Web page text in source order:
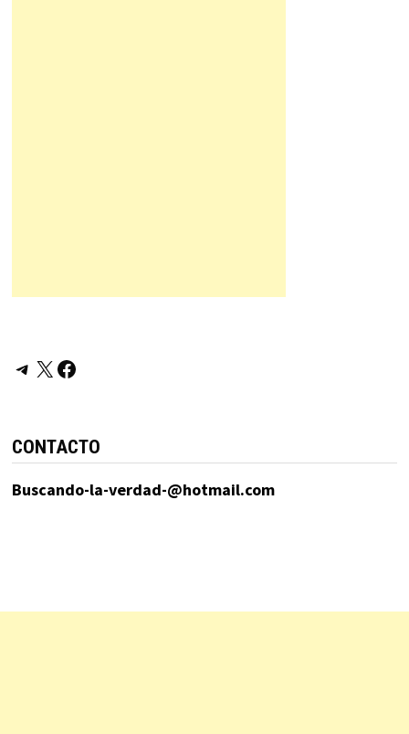
Telegram
X Facebook
CONTACTO
Buscando-la-verdad-@hotmail.com